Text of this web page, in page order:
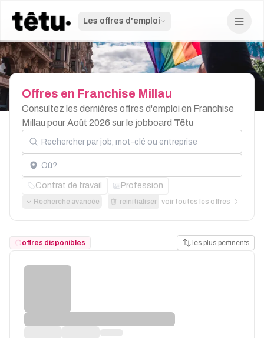
Les offres d'emploi
Offres en Franchise Millau
Consultez les dernières offres d'emploi en Franchise
Millau pour Août 2026 sur le jobboard Têtu
Rechercher par job, mot-clé ou entreprise
Localisation
Contrat de travail Profession
Recherche avancée réinitialiser voir toutes les offres
offres disponibles les plus pertinents